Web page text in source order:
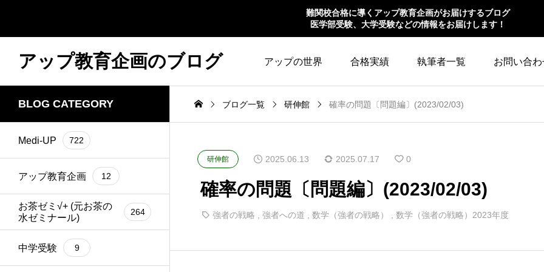
難関校合格に導くアップ教育企画がお届けするブログ
医学部受験、大学受験などの情報をお届けします！
アップ教育企画のブログ アップの世界 合格実績 執筆者一覧 お問い合わ
BLOG CATEGORY
Medi-UP 722
アップ教育企画 12
お茶ゼミ√+ (元お茶の
水ゼミナール)
264
中学受験 9
ブログ一覧 研伸館 確率の問題〔問題編〕(2023/02/03)
研伸館 2025.06.13 2025.07.17 0
確率の問題〔問題編〕(2023/02/03)
強者の戦略 強者への道 数学（強者の戦略） 数学（強者の戦略）2023年度